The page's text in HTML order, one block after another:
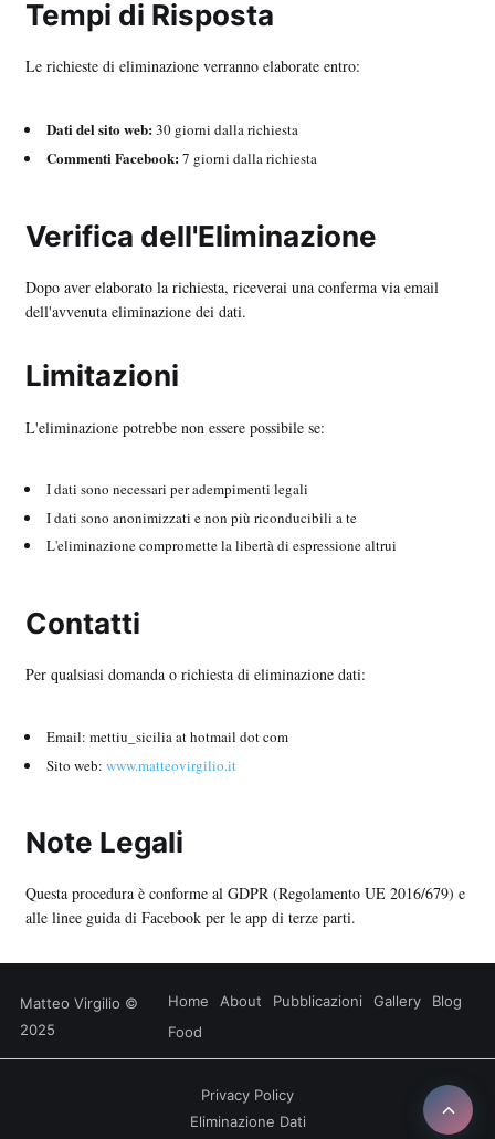
Tempi di Risposta
Le richieste di eliminazione verranno elaborate entro:
Dati del sito web: 30 giorni dalla richiesta
Commenti Facebook: 7 giorni dalla richiesta
Verifica dell'Eliminazione
Dopo aver elaborato la richiesta, riceverai una conferma via email
dell'avvenuta eliminazione dei dati.
Limitazioni
L'eliminazione potrebbe non essere possibile se:
I dati sono necessari per adempimenti legali
I dati sono anonimizzati e non più riconducibili a te
L'eliminazione compromette la libertà di espressione altrui
Contatti
Per qualsiasi domanda o richiesta di eliminazione dati:
Email: mettiu_sicilia at hotmail dot com
Sito web: www.matteovirgilio.it
Note Legali
Questa procedura è conforme al GDPR (Regolamento UE 2016/679) e
alle linee guida di Facebook per le app di terze parti.
Matteo Virgilio ©
2025
Home About Pubblicazioni Gallery
Blog
Food
Privacy Policy
Eliminazione Dati